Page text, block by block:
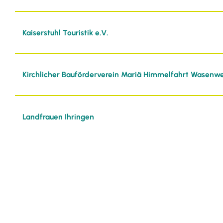
Kaiserstuhl Touristik e.V.
Kirchlicher Bauförderverein Mariä Himmelfahrt
Landfrauen Ihringen